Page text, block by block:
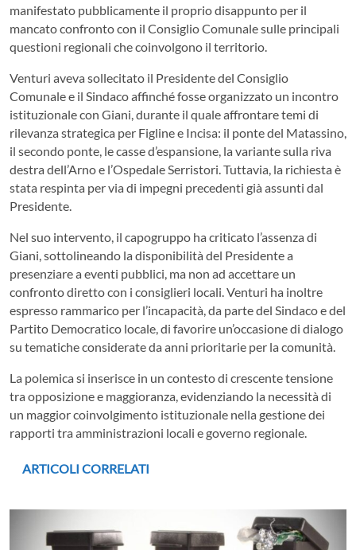
manifestato pubblicamente il proprio disappunto per il
mancato confronto con il Consiglio Comunale sulle principali
questioni regionali che coinvolgono il territorio.
Venturi aveva sollecitato il Presidente del Consiglio
Comunale e il Sindaco affinché fosse organizzato un incontro
istituzionale con Giani, durante il quale affrontare temi di
rilevanza strategica per Figline e Incisa: il ponte del Matassino,
il secondo ponte, le casse d’espansione, la variante sulla riva
destra dell’Arno e l’Ospedale Serristori. Tuttavia, la richiesta è
stata respinta per via di impegni precedenti già assunti dal
Presidente.
Nel suo intervento, il capogruppo ha criticato l’assenza di
Giani, sottolineando la disponibilità del Presidente a
presenziare a eventi pubblici, ma non ad accettare un
confronto diretto con i consiglieri locali. Venturi ha inoltre
espresso rammarico per l’incapacità, da parte del Sindaco e del
Partito Democratico locale, di favorire un’occasione di dialogo
su tematiche considerate da anni prioritarie per la comunità.
La polemica si inserisce in un contesto di crescente tensione
tra opposizione e maggioranza, evidenziando la necessità di
un maggior coinvolgimento istituzionale nella gestione dei
rapporti tra amministrazioni locali e governo regionale.
ARTICOLI CORRELATI